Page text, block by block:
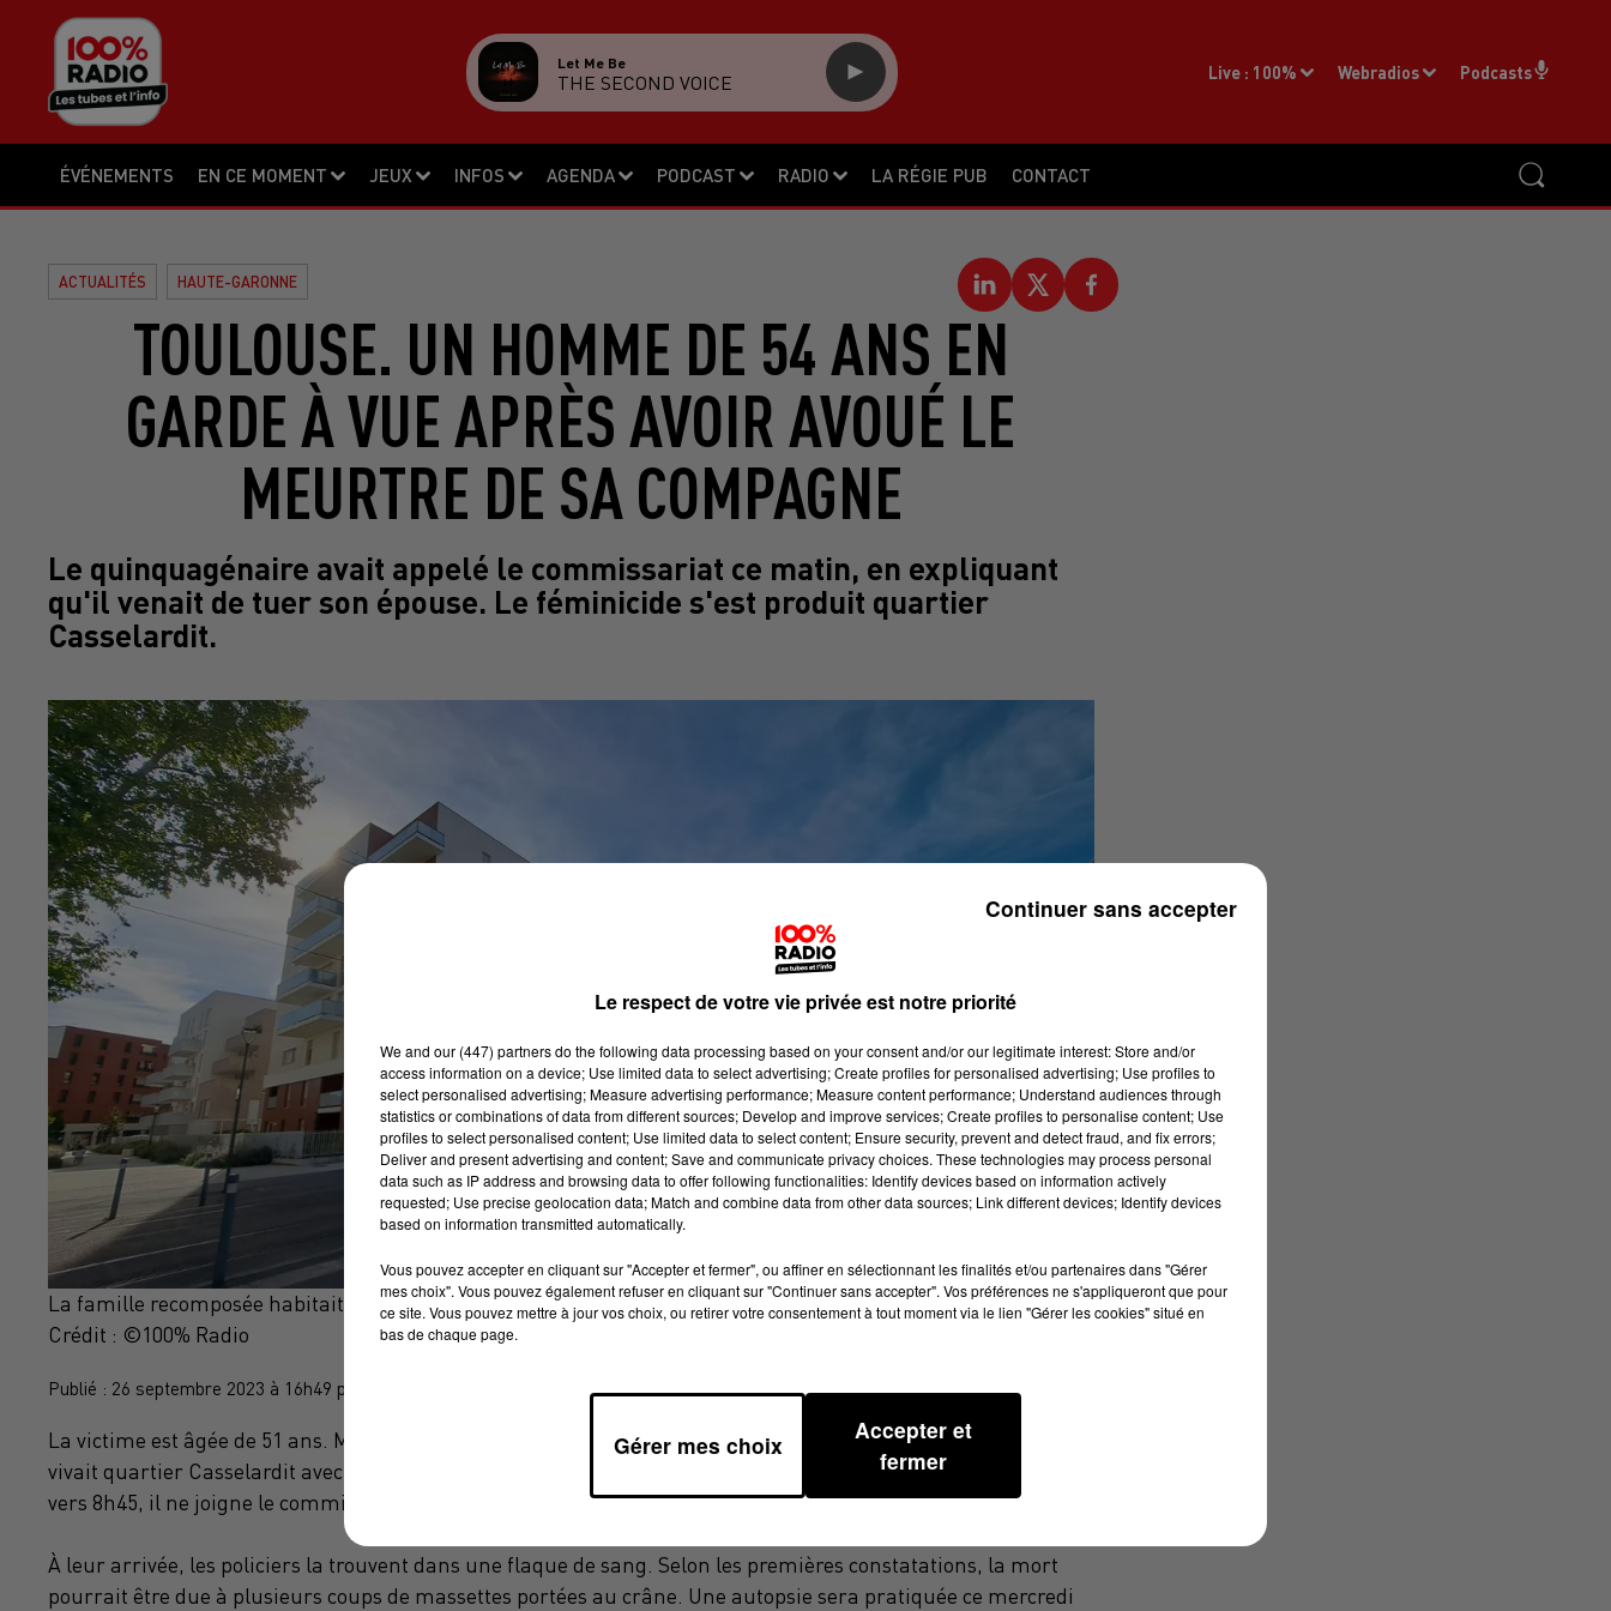
ÉVÉNEMENTS EN CE MOMENT JEUX INFOS AGENDA PODCAST RADIO LA RÉGIE PUB CONTACT
Live : 100% Webradios Podcasts
Let Me Be
THE SECOND VOICE
ACTUALITÉS HAUTE-GARONNE
TOULOUSE. UN HOMME DE 54 ANS EN
GARDE À VUE APRÈS AVOIR AVOUÉ LE
MEURTRE DE SA COMPAGNE
Le quinquagénaire avait appelé le commissariat ce matin, en expliquant
qu'il venait de tuer son épouse. Le féminicide s'est produit quartier
Casselardit.
La famille recomposée habitait dans cet immeuble du quartier Casselardit, à Toulouse
Crédit : ©100% Radio
Publié : 26 septembre 2023 à 16h49 par Marion Chouly
La victime est âgée de 51 ans. Mère de deux enfants, issus d'une première union.
vivait quartier Casselardit avec son mari et leurs enfants, à Toulouse, jusqu'à ce que, ce mardi 26 septembre,
vers 8h45, il ne joigne le commissariat, expliquant qu'il venait de la tuer.
À leur arrivée, les policiers la trouvent dans une flaque de sang. Selon les premières constatations, la mort
pourrait être due à plusieurs coups de massettes portées au crâne. Une autopsie sera pratiquée ce mercredi
Le respect de votre vie privée est notre priorité
We and our (447) partnersdo the following data processing based on your consent and/or our legitimate interest: Store and/or
access information on a device; Use limited data to select advertising; Create profiles for personalised advertising; Use profiles to
select personalised advertising; Measure advertising performance; Measure content performance; Understand audiences through
statistics or combinations of data from different sources; Develop and improve services; Create profiles to personalise content; Use
profiles to select personalised content; Use limited data to select content; Ensure security, prevent and detect fraud, and fix errors;
Deliver and present advertising and content; Save and communicate privacy choices. These technologies may process personal
data such as IP address and browsing data to offer following functionalities: Identify devices based on information actively
requested; Use precise geolocation data; Match and combine data from other data sources; Link different devices; Identify devices
based on information transmitted automatically.
Vous pouvez accepter en cliquant sur "Accepter et fermer", ou affiner en sélectionnant les finalités et/ou partenaires dans "Gérer
mes choix". Vous pouvez également refuser en cliquant sur "Continuer sans accepter". Vos préférences ne s'appliqueront que pour
ce site. Vous pouvez mettre à jour vos choix, ou retirer votre consentement à tout moment via le lien "Gérer les cookies" situé en
bas de chaque page.
Gérer mes choix
Accepter et
fermer
Continuer sans accepter